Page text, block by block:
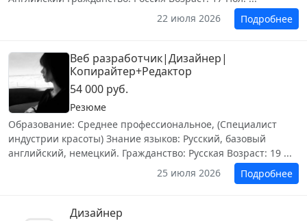
22 июля 2026
Подробнее
Веб разработчик|Дизайнер|
Копирайтер+Редактор
54 000 руб.
Резюме
Образование: Среднее профессиональное, (Специалист
индустрии красоты) Знание языков: Русский, базовый
английский, немецкий. Гражданство: Русская Возраст: 19 ...
25 июля 2026
Подробнее
Дизайнер